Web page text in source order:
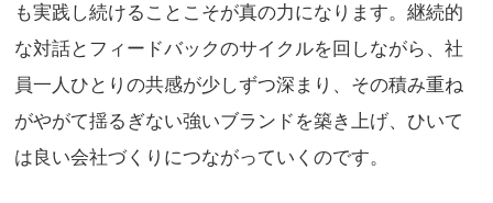
も実践し続けることこそが真の力になります。継続的
な対話とフィードバックのサイクルを回しながら、社
員一人ひとりの共感が少しずつ深まり、その積み重ね
がやがて揺るぎない強いブランドを築き上げ、ひいて
は良い会社づくりにつながっていくのです。